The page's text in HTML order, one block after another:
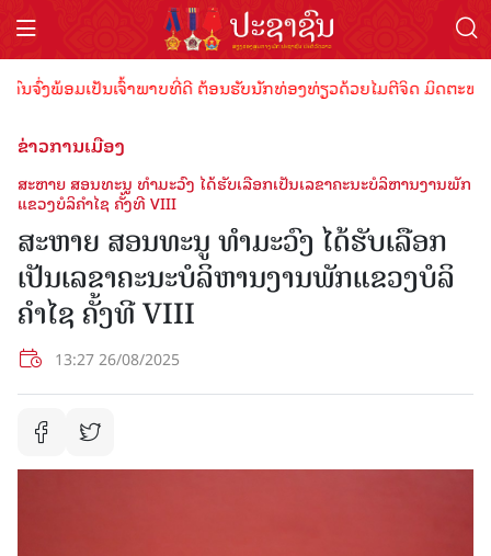
ອມເປັນເຈົ້າພາບທີ່ດີ ຕ້ອນຮັບນັກທ່ອງທ່ຽວດ້ວຍໄມຕີຈິດ ມິດຕະພາບອັນດູ
ຂ່າວການເມືອງ
ສະຫາຍ ສອນທະນູ ທຳມະວົງ ໄດ້ຮັບເລືອກເປັນເລຂາຄະນະບໍລິຫານງານພັກ
ແຂວງບໍລິຄຳໄຊ ຄັ້ງທີ VIII
ສະຫາຍ ສອນທະນູ ທຳມະວົງ ໄດ້ຮັບເລືອກ
ເປັນເລຂາຄະນະບໍລິຫານງານພັກແຂວງບໍລິ
ຄຳໄຊ ຄັ້ງທີ VIII
13:27 26/08/2025